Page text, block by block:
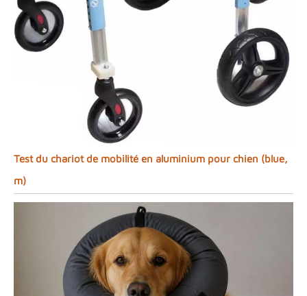
Test du chariot de mobilité en aluminium pour chien (blue,
m)